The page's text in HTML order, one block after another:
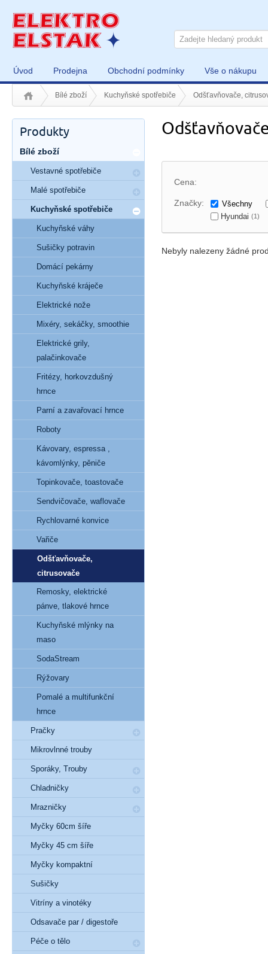
Úvod Prodejna Obchodní podmínky Vše o nákupu
Bílé zboží Kuchyňské spotřebiče Odšťavňovače,
Cena:
Značky:
Všechny
Hyundai (1)
Nebyly nalezeny žádné
Produkty
Bílé zboží
Vestavné spotřebiče
Malé spotřebiče
Kuchyňské spotřebiče
Kuchyňské váhy
Sušičky potravin
Domácí pekárny
Kuchyňské kráječe
Elektrické nože
Mixéry, sekáčky, smoothie
Elektrické grily,
palačinkovače
Fritézy, horkovzdušný
hrnce
Parní a zavařovací hrnce
Roboty
Kávovary, espressa ,
kávomlýnky, pěniče
Topinkovače, toastovače
Sendvičovače, waflovače
Rychlovarné konvice
Vařiče
Odšťavňovače,
citrusovače
Remosky, elektrické
pánve, tlakové hrnce
Kuchyňské mlýnky na
maso
SodaStream
Rýžovary
Pomalé a multifunkční
hrnce
Pračky
Mikrovlnné trouby
Sporáky, Trouby
Chladničky
Mrazničky
Myčky 60cm šíře
Myčky 45 cm šíře
Myčky kompaktní
Sušičky
Vitríny a vinotéky
Odsavače par / digestoře
Péče o tělo